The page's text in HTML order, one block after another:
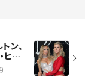
ン、
ヒル
誕
お祝